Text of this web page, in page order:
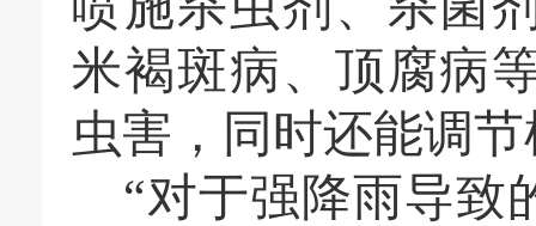
米褐斑病、顶腐病
虫害，同时还能调
“对于强降雨导致